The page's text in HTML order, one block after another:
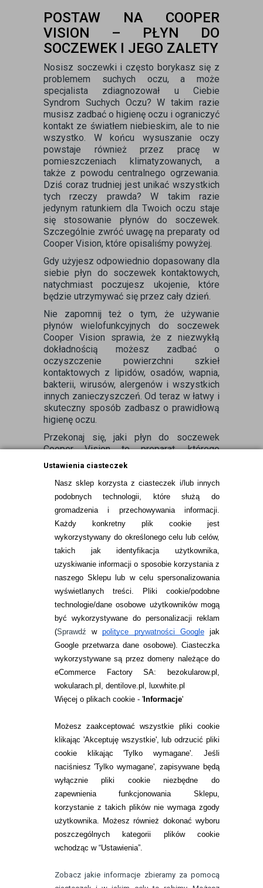
Ustawienia ciasteczek
Nasz sklep korzysta z ciasteczek i/lub innych
podobnych technologii, które służą do
gromadzenia i przechowywania informacji.
Każdy konkretny plik cookie jest
wykorzystywany do określonego celu lub celów,
takich jak identyfikacja użytkownika,
uzyskiwanie informacji o sposobie korzystania z
naszego Sklepu lub w celu spersonalizowania
wyświetlanych treści.
Pliki cookie/podobne
technologie/dane osobowe użytkowników mogą
być wykorzystywane do personalizacji reklam
(Sprawdźwpolityce prywatności Googlejak
Google przetwarza dane osobowe). Ciasteczka
wykorzystywane są przez domeny należące do
eCommerce Factory SA: bezokularow.pl,
wokularach.pl, dentilove.pl, luxwhite.pl
Więcej o plikach cookie - 'Informacje'
Możesz zaakceptować wszystkie pliki cookie
klikając 'Akceptuję wszystkie', lub odrzucić pliki
cookie klikając 'Tylko wymagane'. Jeśli
naciśniesz 'Tylko wymagane', zapisywane będą
wyłącznie pliki cookie niezbędne do
zapewnienia funkcjonowania Sklepu,
korzystanie z takich plików nie wymaga zgody
użytkownika. Możesz również dokonać wyboru
poszczególnych kategorii plików cookie
wchodząc w “Ustawienia”.
Zobacz jakie informacje zbieramy za pomocą
POSTAW NA COOPER
VISION – PŁYN DO
SOCZEWEK I JEGO ZALETY
Nosisz soczewki i często borykasz się z
problemem suchych oczu, a może
specjalista zdiagnozował u Ciebie
Syndrom Suchych Oczu? W takim razie
musisz zadbać o higienę oczu i ograniczyć
kontakt ze światłem niebieskim, ale to nie
wszystko. W końcu wysuszanie oczy
powstaje również przez pracę w
pomieszczeniach klimatyzowanych, a
także z powodu centralnego ogrzewania.
Dziś coraz trudniej jest unikać wszystkich
tych rzeczy prawda? W takim razie
jedynym ratunkiem dla Twoich oczu staje
się stosowanie płynów do soczewek.
Szczególnie zwróć uwagę na preparaty od
Cooper Vision, które opisaliśmy powyżej.
Gdy użyjesz odpowiednio dopasowany dla
siebie płyn do soczewek kontaktowych,
natychmiast poczujesz ukojenie, które
będzie utrzymywać się przez cały dzień.
Nie zapomnij też o tym, że używanie
płynów wielofunkcyjnych do soczewek
Cooper Vision sprawia, że z niezwykłą
dokładnością możesz zadbać o
oczyszczenie powierzchni szkieł
kontaktowych z lipidów, osadów, wapnia,
bakterii, wirusów, alergenów i wszystkich
innych zanieczyszczeń. Od teraz w łatwy i
skuteczny sposób zadbasz o prawidłową
higienę oczu.
Przekonaj się, jaki płyn do soczewek
Cooper Vision to preparat, którego
poszukujesz od dawna i doceń sporo
zagwarantować.
INFORMACJE KONTAKTOWE
JAK ZAMAWIAĆ?
ZWROTY I REKLAMACJA
WARUNKI ZAKUPÓW
RANKINGI SOCZEWEK
SOCZEWKI KOLOROWE
Zwrot (odstąpienie od umowy)
ZMIEŃ USTAWIENIA ZGODY NA CIASTECZKA
KONTAKT
telefon:
22 113 44 42
telefon:
732 08 08 72
kontakt@bezokularow.pl